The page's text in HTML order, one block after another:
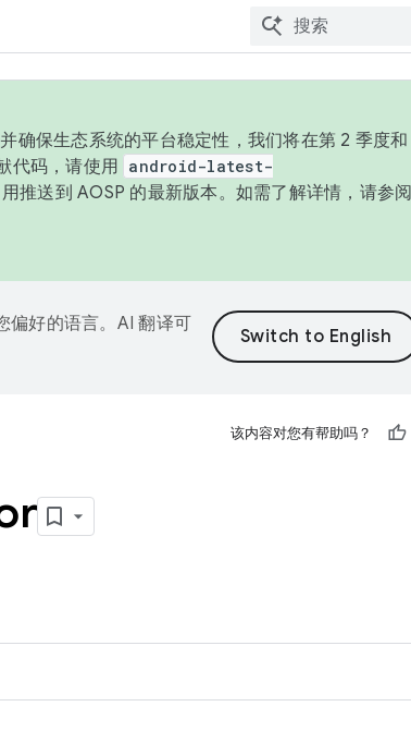
确保生态系统的平台稳定性，我们将在第 2 季度和
代码，请使用 android-latest-
推送到 AOSP 的最新版本。如需了解详情，请参阅
偏好的语言。AI 翻译可
该内容对您有帮助吗？